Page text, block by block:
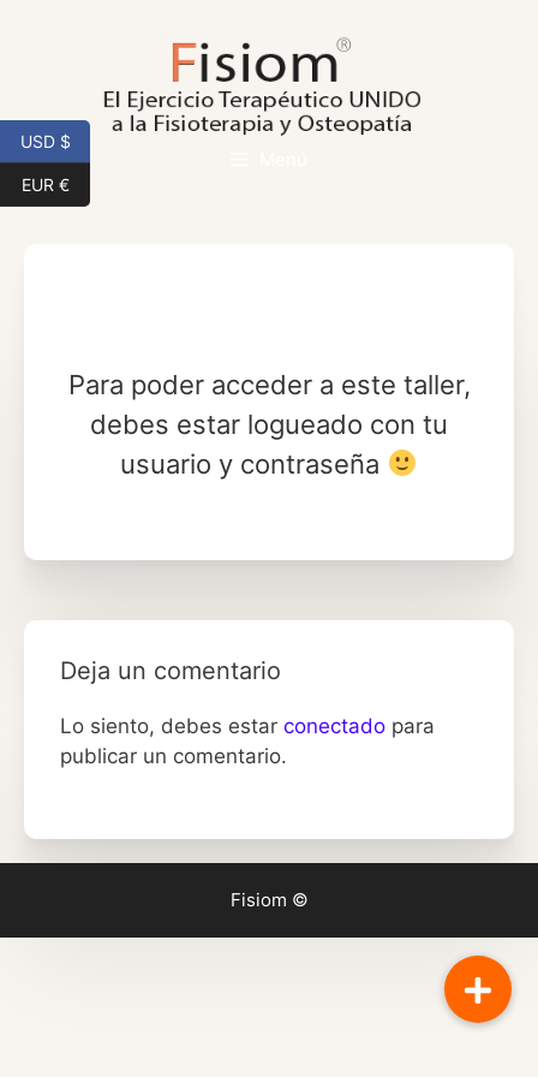
Para poder acceder a este taller,
debes estar logueado con tu
usuario y contraseña
Deja un comentario
Lo siento, debes estar conectado para
publicar un comentario.
Fisiom ©
USD $
EUR €